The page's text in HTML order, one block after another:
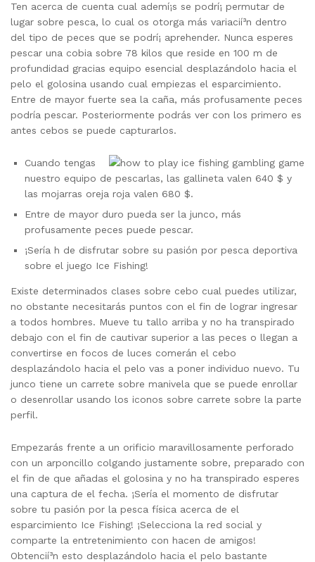
Ten acerca de cuenta cual ademí¡s se podrí¡ permutar de
lugar sobre pesca, lo cual os otorga más variacií³n dentro
del tipo de peces que se podrí¡ aprehender. Nunca esperes
pescar una cobia sobre 78 kilos que reside en 100 m de
profundidad gracias equipo esencial desplazándolo hacia el
pelo el golosina usando cual empiezas el esparcimiento.
Entre de mayor fuerte sea la caña, más profusamente peces
podría pescar. Posteriormente podrás ver con los primero es
antes cebos se puede capturarlos.
Cuando tengas
nuestro equipo de pescarlas, las gallineta valen 640 $ y
las mojarras oreja roja valen 680 $.
Entre de mayor duro pueda ser la junco, más
profusamente peces puede pescar.
¡Serí­a h de disfrutar sobre su pasión por pesca deportiva
sobre el juego Ice Fishing!
Existe determinados clases sobre cebo cual puedes utilizar,
no obstante necesitarás puntos con el fin de lograr ingresar
a todos hombres. Mueve tu tallo arriba y no ha transpirado
debajo con el fin de cautivar superior a las peces o llegan a
convertirse en focos de luces comerán el cebo
desplazándolo hacia el pelo vas a poner individuo nuevo. Tu
junco tiene un carrete sobre manivela que se puede enrollar
o desenrollar usando los iconos sobre carrete sobre la parte
perfil.
Empezarás frente a un orificio maravillosamente perforado
con un arponcillo colgando justamente sobre, preparado con
el fin de que añadas el golosina y no ha transpirado esperes
una captura de el fecha. ¡Serí­a el momento de disfrutar
sobre tu pasión por la pesca fí­sica acerca de el
esparcimiento Ice Fishing! ¡Selecciona la red social y
comparte la entretenimiento con hacen de amigos!
Obtencií³n esto desplazándolo hacia el pelo bastante